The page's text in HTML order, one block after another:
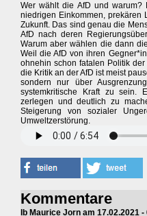
Wer wählt die AfD und warum?
niedrigen Einkommen, prekären
Zukunft. Das sind genau die
AfD nach deren
Warum aber wählen die dann
Weil die AfD von ihren
ohnehin schon fatalen Politik
die Kritik an der AfD ist meist
sondern nur über
systemkritische Kraft zu sein.
zerlegen und deutlich zu
Steigerung von sozialer
Umweltzerstörung.
Kommentare
Ib Maurice Jorn am 17.02.2021